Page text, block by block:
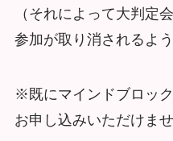
（それによって大判定
参加が取り消されるよ
※既にマインドブロッ
お申し込みいただけませ